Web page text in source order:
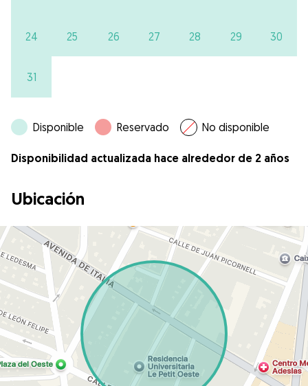
24 25 26 27 28 29 30
31
Disponible Reservado No disponible
Disponibilidad actualizada hace alrededor de 2 años
Ubicación